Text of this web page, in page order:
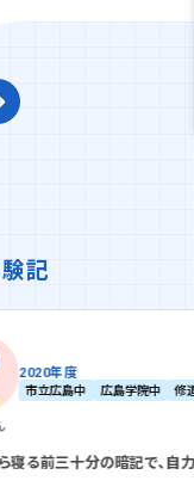
記
中 修道中
、自力で合格をつかんだ